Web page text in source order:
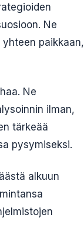
Ne
paikkaan,
Ne
ilman,
tärkeää
pysymiseksi.
alkuun